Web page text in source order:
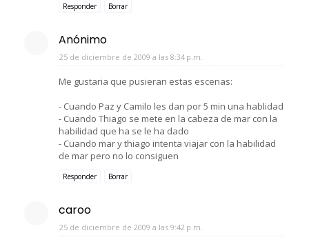
Responder Borrar
Anónimo
25 de diciembre de 2009 a las 8:34 p.m.
Me gustaria que pusieran estas escenas:
- Cuando Paz y Camilo les dan por 5 min una hablidad
- Cuando Thiago se mete en la cabeza de mar con la
habilidad que ha se le ha dado
- Cuando mar y thiago intenta viajar con la habilidad
de mar pero no lo consiguen
Responder Borrar
caroo
25 de diciembre de 2009 a las 9:42 p.m.